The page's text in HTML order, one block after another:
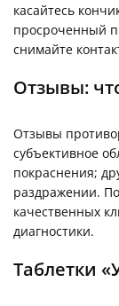
касайтесь
просроченный
снимайте
Отзывы:
Отзывы
субъективное
покраснения;
раздражении.
качественных
диагностики.
Таблетки